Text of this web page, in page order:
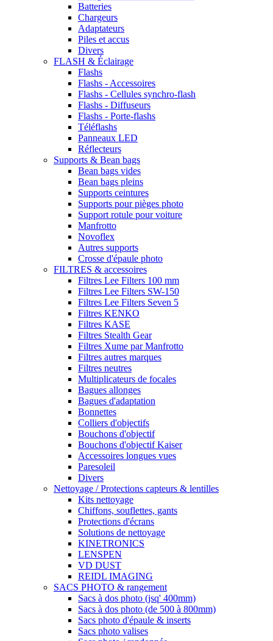
Batteries
Chargeurs
Adaptateurs
Piles et accus
Divers
FLASH & Éclairage
Flashs
Flashs - Accessoires
Flashs - Cellules synchro-flash
Flashs - Diffuseurs
Flashs - Porte-flashs
Téléflashs
Panneaux LED
Réflecteurs
Supports & Bean bags
Bean bags vides
Bean bags pleins
Supports ceintures
Supports pour pièges photo
Support rotule pour voiture
Manfrotto
Novoflex
Autres supports
Crosse d'épaule photo
FILTRES & accessoires
Filtres Lee Filters 100 mm
Filtres Lee Filters SW-150
Filtres Lee Filters Seven 5
Filtres KENKO
Filtres KASE
Filtres Stealth Gear
Filtres Xume par Manfrotto
Filtres autres marques
Filtres neutres
Multiplicateurs de focales
Bagues allonges
Bagues d'adaptation
Bonnettes
Colliers d'objectifs
Bouchons d'objectif
Bouchons d'objectif Kaiser
Accessoires longues vues
Paresoleil
Divers
Nettoyage / Protections capteurs & lentilles
Kits nettoyage
Chiffons, souflettes, gants
Protections d'écrans
Solutions de nettoyage
KINETRONICS
LENSPEN
VD DUST
REIDL IMAGING
SACS PHOTO & rangement
Sacs à dos photo (jsq' 400mm)
Sacs à dos photo (de 500 à 800mm)
Sacs photo d'épaule & inserts
Sacs photo valises